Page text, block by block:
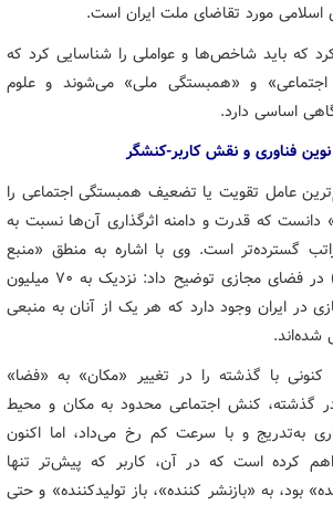
مورد تقاضای ملت ایران است.
که باید شاخص‌ها و عواملی را شناسایی کرد که
و «همبستگی ملی» می‌شوند و علوم
اساسی دارد.
نوین فناوری و نقش کاربر-کنشگر
عامل تقویت یا تضعیف همبستگی اجتماعی را
دانست که قدرت و دامنه اثرگذاری آن‌ها نسبت به
گسترده‌تر است. وی با اشاره به منطق «منبع
انبوه» (Crowdsourcing) در فضای مجازی توضیح داد: نزدیک به ۷۰ میلیون
در ایران وجود دارد که هر یک از آنان به منبعی
شده‌اند.
کنونی با گذشته را در تغییر «مکان» به «فضا»
گذشته، کنش اجتماعی محدود به مکان و محیط
به‌تدریج و با سرعت کم رخ می‌داد، اما اکنون
کرده است که در آن، کاربر که پیش‌تر تنها
بود، به «بازنشر کننده»، باز تولیدکننده» و حتی